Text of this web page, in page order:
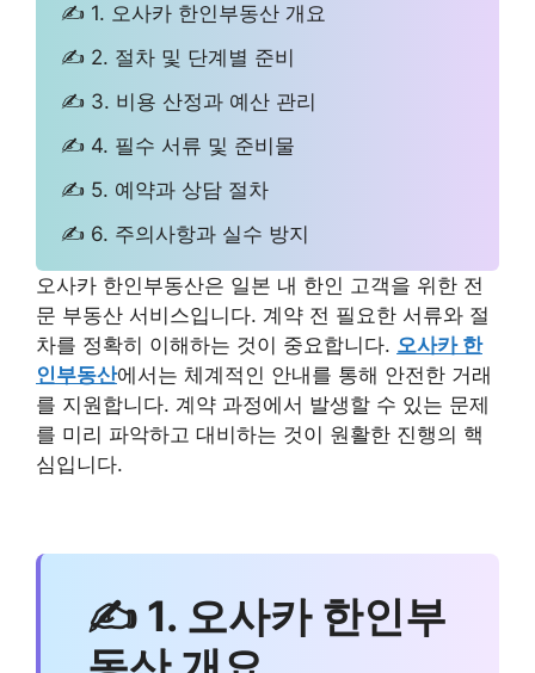
✍ 1. 오사카 한인부동산 개요
✍ 2. 절차 및 단계별 준비
✍ 3. 비용 산정과 예산 관리
✍ 4. 필수 서류 및 준비물
✍ 5. 예약과 상담 절차
✍ 6. 주의사항과 실수 방지
오사카 한인부동산은 일본 내 한인 고객을 위한 전
문 부동산 서비스입니다. 계약 전 필요한 서류와 절
차를 정확히 이해하는 것이 중요합니다. 오사카 한
인부동산에서는 체계적인 안내를 통해 안전한 거래
를 지원합니다. 계약 과정에서 발생할 수 있는 문제
를 미리 파악하고 대비하는 것이 원활한 진행의 핵
심입니다.
✍ 1. 오사카 한인부